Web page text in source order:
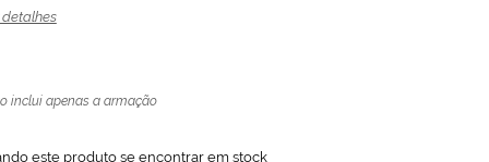
detalhes
inclui apenas a armação
este produto se encontrar em stock